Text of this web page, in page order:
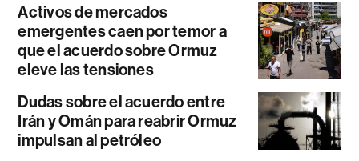
Activos de mercados
emergentes caen por temor a
que el acuerdo sobre Ormuz
eleve las tensiones
Dudas sobre el acuerdo entre
Irán y Omán para reabrir Ormuz
impulsan al petróleo